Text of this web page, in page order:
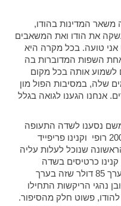
המדינות בהודו,
את הודו ואת המשאבים
טועה. בכל מקרה היא
וצורפה להודו רק ב-1947 ואחת השפות המדוברות בה
לשמוע אותה בכל מקום
שלה, במסיבות הפול מון
אנחנו הגענו לגואה בגלל
נחתנו במומביי בסביבות 08:00 משם נסענו לשדה התעופה
לטיסות פנים ארציות במונית, עלה 200 רופי וקנינו פריפייד
שנוכל לעלות עליה
לגואה תהיה רק בשעה 14:30. קנינו כרטיסים בשדה
בחברת jet airways הכרטיס עלה בערך 85 דולר שזה בערך
נהגי הריקשות התחילו
פשוט חלק מהסיפור.